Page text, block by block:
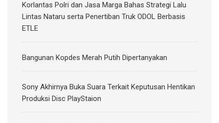
Korlantas Polri dan Jasa Marga Bahas Strategi Lalu
Lintas Nataru serta Penertiban Truk ODOL Berbasis
ETLE
Bangunan Kopdes Merah Putih Dipertanyakan
Sony Akhirnya Buka Suara Terkait Keputusan Hentikan
Produksi Disc PlayStaion